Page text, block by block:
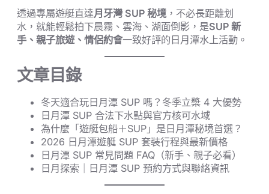
透過專屬遊艇直達月牙灣 SUP 秘境 ，不必長距離划
水，就能輕鬆拍下晨霧、雲海、湖面倒影，是SUP 新
手、親子旅遊、情侶約會一致好評的日月潭水上活動。
文章目錄
冬天適合玩日月潭 SUP 嗎？冬季立槳 4 大優勢
日月潭 SUP 合法下水點與官方核可水域
為什麼「遊艇包船＋SUP」是日月潭秘境首選？
2026 日月潭遊艇 SUP 套裝行程與最新價格
日月潭 SUP 常見問題 FAQ（新手、親子必看）
日月探索｜日月潭 SUP 預約方式與聯絡資訊